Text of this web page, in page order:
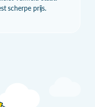
scherpe prijs.